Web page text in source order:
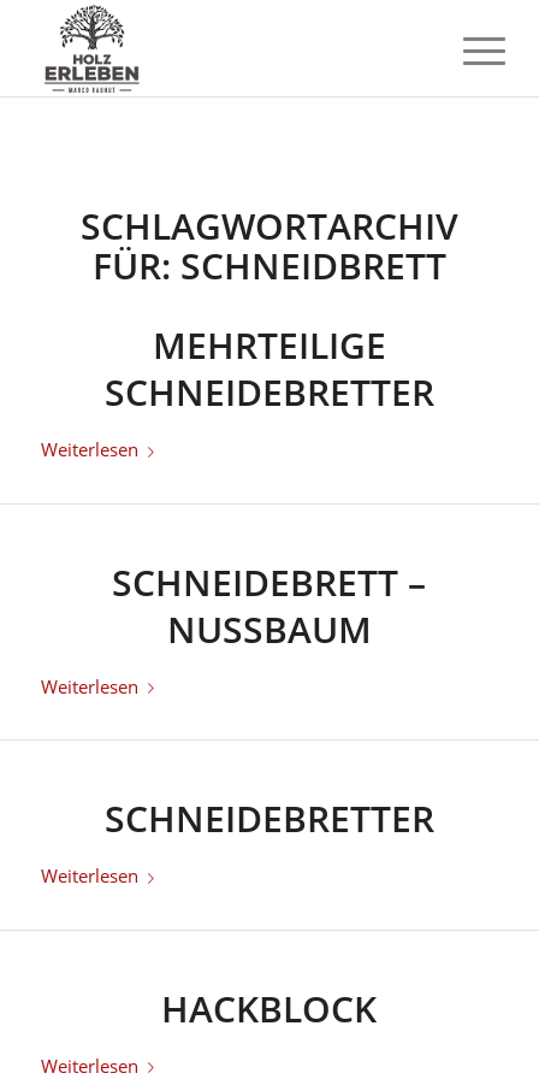
SCHLAGWORTARCHIV
FÜR: SCHNEIDBRETT
MEHRTEILIGE
SCHNEIDEBRETTER
Weiterlesen
SCHNEIDEBRETT –
NUSSBAUM
Weiterlesen
SCHNEIDEBRETTER
Weiterlesen
HACKBLOCK
Weiterlesen